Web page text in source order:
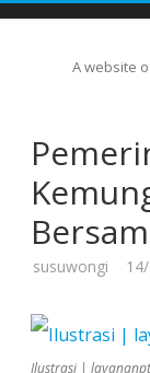
A website
susuwongi
Ilustrasi |